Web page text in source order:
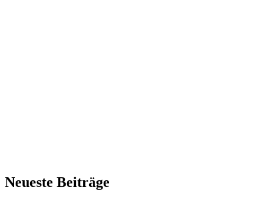
Neueste Beiträge